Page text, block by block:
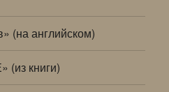
(на английском)
книги)